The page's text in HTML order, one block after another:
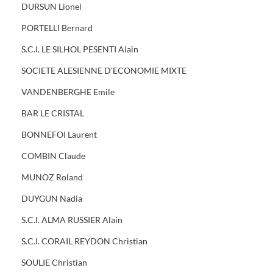
DURSUN Lionel
PORTELLI Bernard
S.C.I. LE SILHOL PESENTI Alain
SOCIETE ALESIENNE D'ECONOMIE MIXTE
VANDENBERGHE Emile
BAR LE CRISTAL
BONNEFOI Laurent
COMBIN Claude
MUNOZ Roland
DUYGUN Nadia
S.C.I. ALMA RUSSIER Alain
S.C.I. CORAIL REYDON Christian
SOULIE Christian